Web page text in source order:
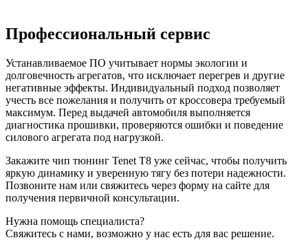
Профессиональный сервис
Устанавливаемое ПО учитывает нормы экологии и
долговечность агрегатов, что исключает перегрев и другие
негативные эффекты. Индивидуальный подход позволяет
учесть все пожелания и получить от кроссовера требуемый
максимум. Перед выдачей автомобиля выполняется
диагностика прошивки, проверяются ошибки и поведение
силового агрегата под нагрузкой.
Закажите чип тюнинг Tenet T8 уже сейчас, чтобы получить
яркую динамику и уверенную тягу без потери надежности.
Позвоните нам или свяжитесь через форму на сайте для
получения первичной консультации.
Нужна помощь специалиста?
Свяжитесь с нами, возможно у нас есть для вас решение.